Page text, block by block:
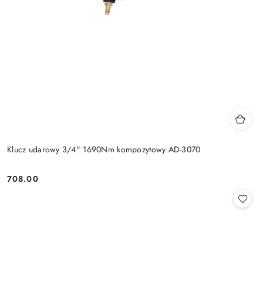
Klucz udarowy 3/4" 1690Nm kompozytowy AD-3070
Cena:
708.00